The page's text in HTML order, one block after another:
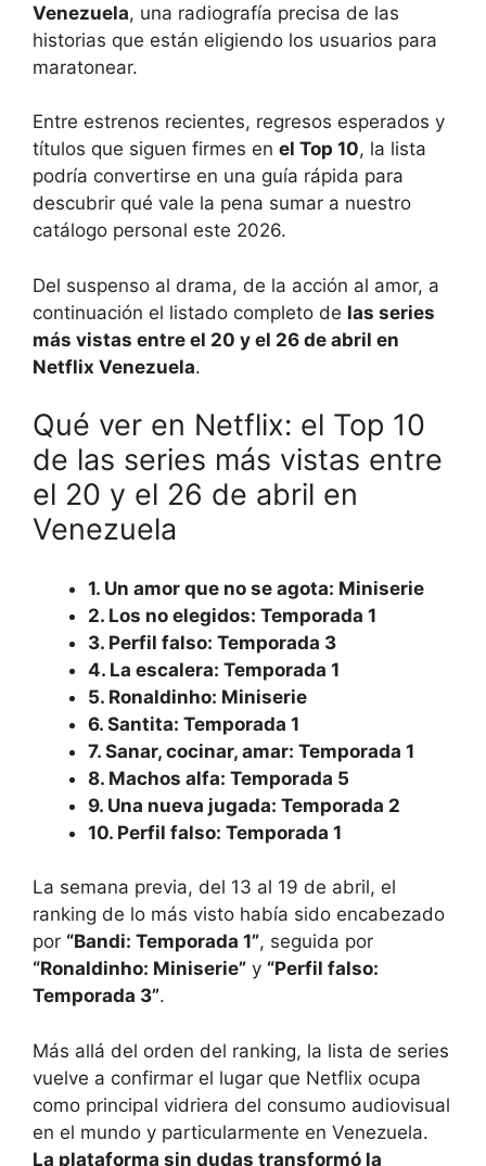
Venezuela, una radiografía precisa de las
historias que están eligiendo los usuarios para
maratonear.
Entre estrenos recientes, regresos esperados y
títulos que siguen firmes en el Top 10, la lista
podría convertirse en una guía rápida para
descubrir qué vale la pena sumar a nuestro
catálogo personal este 2026.
Del suspenso al drama, de la acción al amor, a
continuación el listado completo de las series
más vistas entre el 20 y el 26 de abril en
Netflix Venezuela.
Qué ver en Netflix: el Top 10
de las series más vistas entre
el 20 y el 26 de abril en
Venezuela
1. Un amor que no se agota: Miniserie
2. Los no elegidos: Temporada 1
3. Perfil falso: Temporada 3
4. La escalera: Temporada 1
5. Ronaldinho: Miniserie
6. Santita: Temporada 1
7. Sanar, cocinar, amar: Temporada 1
8. Machos alfa: Temporada 5
9. Una nueva jugada: Temporada 2
10. Perfil falso: Temporada 1
La semana previa, del 13 al 19 de abril, el
ranking de lo más visto había sido encabezado
por “Bandi: Temporada 1”, seguida por
“Ronaldinho: Miniserie” y “Perfil falso:
Temporada 3”.
Más allá del orden del ranking, la lista de series
vuelve a confirmar el lugar que Netflix ocupa
como principal vidriera del consumo audiovisual
en el mundo y particularmente en Venezuela.
La plataforma sin dudas transformó la